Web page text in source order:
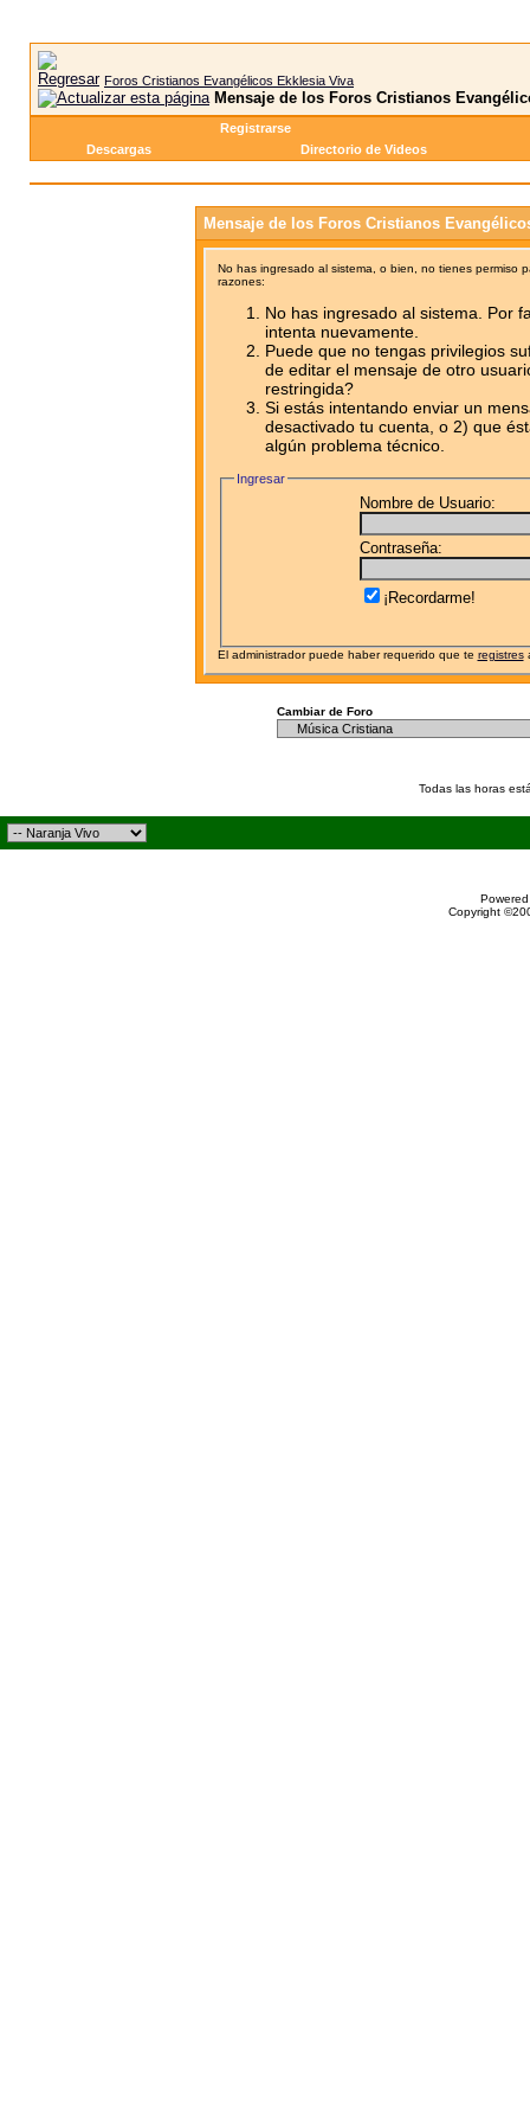
Foros Cristianos Evangélicos Ekklesia Viva
Mensaje de los Foros Cristianos
Registrarse
Descargas
Directorio de Videos
Mensaje de los Foros Cristianos
No has ingresado al sistema, o bien, no tienes permiso
razones:
No has ingresado al sistema. Por
intenta nuevamente.
Puede que no tengas privilegios
de editar el mensaje de otro
restringida?
Si estás intentando enviar un
desactivado tu cuenta, o 2) que
algún problema técnico.
Ingresar
Nombre de Usuario:
Contraseña:
¡Recordarme!
El administrador puede haber requerido que te registres
Cambiar de Foro
Todas las horas
Copyright